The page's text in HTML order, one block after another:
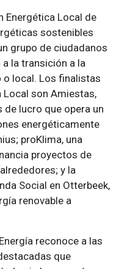
Energética Local de
sostenibles
grupo de ciudadanos
la transición a la
o local. Los finalistas
Local son Amiestas,
lucro que opera un
energéticamente
proKlima, una
proyectos de
y la
Social en Otterbeek,
renovable a
reconoce a las
que